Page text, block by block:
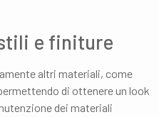
e finiture
altri materiali, come
di ottenere un look
dei materiali